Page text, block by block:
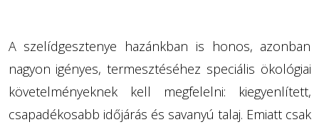
A szelídgesztenye hazánkban is honos, azonban
nagyon igényes, termesztéséhez speciális ökológiai
követelményeknek kell megfelelni: kiegyenlített,
csapadékosabb időjárás és savanyú talaj. Emiatt csak